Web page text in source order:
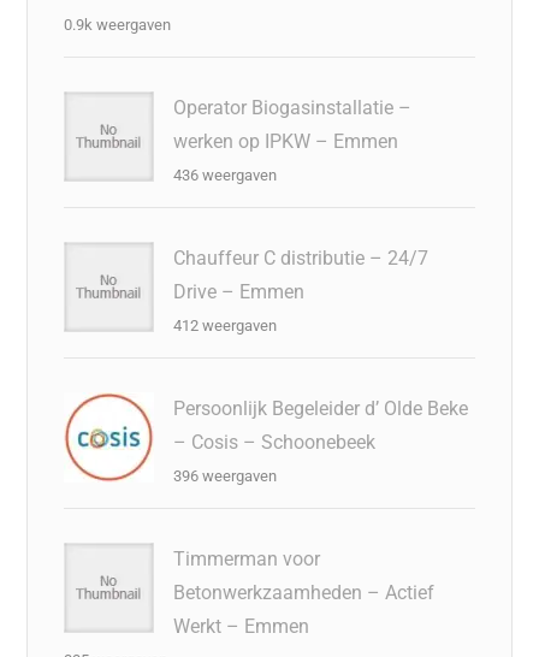
0.9k weergaven
Operator Biogasinstallatie –
werken op IPKW – Emmen
436 weergaven
Chauffeur C distributie – 24/7
Drive – Emmen
412 weergaven
Persoonlijk Begeleider d’ Olde Beke
– Cosis – Schoonebeek
396 weergaven
Timmerman voor
Betonwerkzaamheden – Actief
Werkt – Emmen